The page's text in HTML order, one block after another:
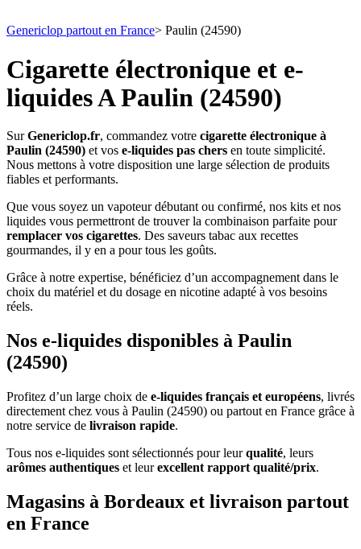
Genericlop partout en France> Paulin (24590)
Cigarette électronique et e-
liquides A Paulin (24590)
SurGenericlop.fr, commandez votre cigarette électronique à
Paulin (24590) et vos e-liquides pas chers en toute simplicité.
Nous mettons à votre disposition une large sélection de produits
fiables et performants.
Que vous soyez un vapoteur débutant ou confirmé, nos kits et nos
liquides vous permettront de trouver la combinaison parfaite pour
remplacer vos cigarettes. Des saveurs tabac aux recettes
gourmandes, il y en a pour tous les goûts.
Grâce à notre expertise, bénéficiez d’un accompagnement dans le
choix du matériel et du dosage en nicotine adapté à vos besoins
réels.
Nos e-liquides disponibles à Paulin
(24590)
Profitez d’un large choix de e-liquides français et européens, livrés
directement chez vous à Paulin (24590) ou partout en France grâce à
notre service de livraison rapide.
Tous nos e-liquides sont sélectionnés pour leurqualité, leurs
arômes authentiques et leurexcellent rapport qualité/prix.
Magasins à Bordeaux et livraison partout
en France